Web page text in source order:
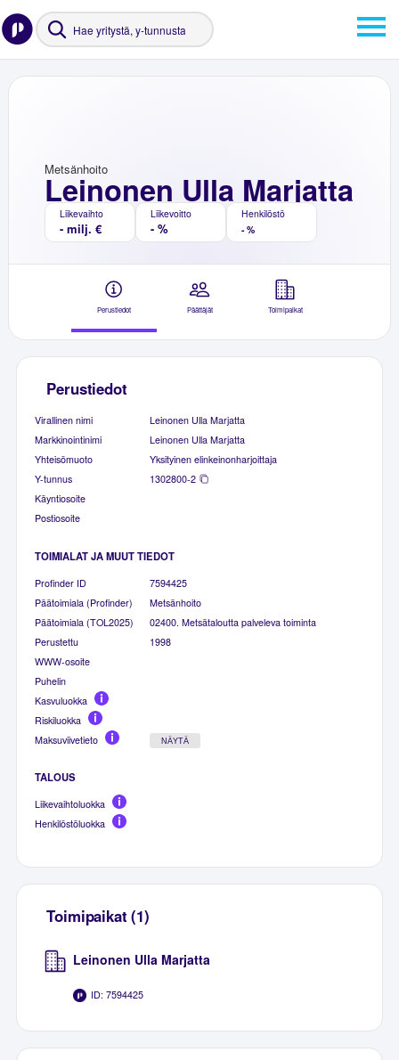
Leinonen Ulla Marjatta
Metsänhoito
Liikevaihto
- milj. €
Liikevoitto
- %
Henkilöstö
- %
Perustiedot Päättäjät Toimipaikat
Perustiedot
Virallinen nimi
Leinonen Ulla Marjatta
Markkinointinimi
Leinonen Ulla Marjatta
Yhteisömuoto
Yksityinen elinkeinonharjoittaja
Y-tunnus
1302800-2
Käyntiosoite
Postiosoite
TOIMIALAT JA MUUT TIEDOT
Profinder ID
7594425
Päätoimiala (Profinder)
Metsänhoito
Päätoimiala (TOL2025)
02400. Metsätaloutta palveleva toiminta
Perustettu
1998
WWW-osoite
Puhelin
Kasvuluokka
Riskiluokka
Maksuviivetieto
NÄYTÄ
TALOUS
Liikevaihtoluokka
Henkilöstöluokka
Toimipaikat (1)
Leinonen Ulla Marjatta
ID: 7594425